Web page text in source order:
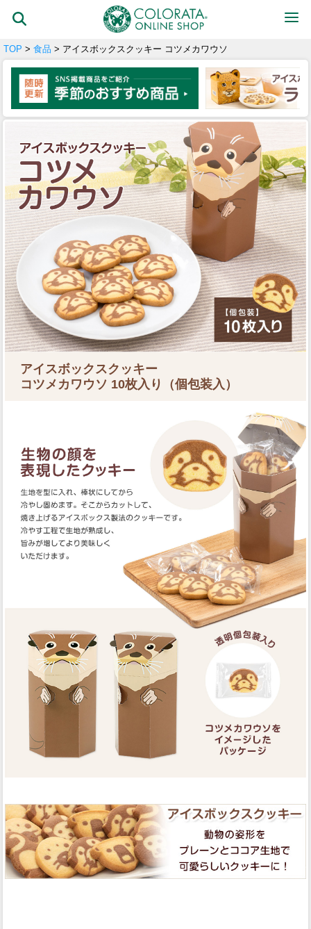
TOP > 食品 > アイスボックスクッキー コツメカワウソ
アイスボックスクッキー
コツメカワウソ 10枚入り（個包装入）